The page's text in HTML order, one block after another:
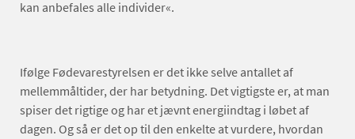
kan anbefales alle individer«.
Ifølge Fødevarestyrelsen er det ikke selve antallet af
mellemmåltider, der har betydning. Det vigtigste er, at man
spiser det rigtige og har et jævnt energiindtag i løbet af
dagen. Og så er det op til den enkelte at vurdere, hvordan